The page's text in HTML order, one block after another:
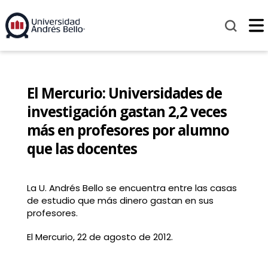
El Mercurio: Universidades de
investigación gastan 2,2 veces
más en profesores por alumno
que las docentes
La U. Andrés Bello se encuentra entre las casas
de estudio que más dinero gastan en sus
profesores.
El Mercurio, 22 de agosto de 2012.